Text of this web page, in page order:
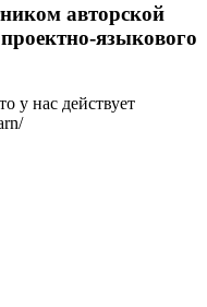
авторской
языкового
у нас действует